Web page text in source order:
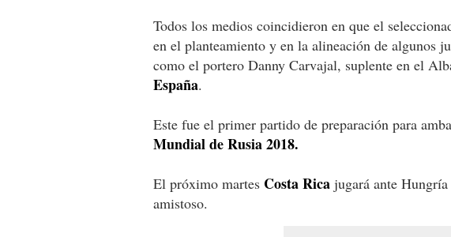
Todos los medios coincidieron en que el
en el planteamiento y en la alineación de algunos
como el portero Danny Carvajal, suplente en el
España.
Este fue el primer partido de preparación para
Mundial de Rusia 2018.
El próximo martes Costa Rica jugará ante
amistoso.